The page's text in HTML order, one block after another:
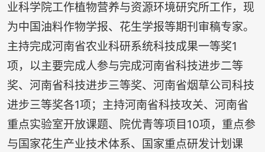
业科学院工作植物营养与资源环境研究所工作，现
为中国油料作物学报、花生学报等期刊审稿专家。
主持完成河南省农业科研系统科技成果一等奖1
项，以主要完成人参与完成河南省科技进步二等
奖、河南省科技进步三等奖、河南省烟草公司科技
进步三等奖各1项；主持河南省科技攻关、河南省
重点实验室开放课题、院优青等项目10项，重点参
与国家花生产业技术体系、国家重点研发计划课